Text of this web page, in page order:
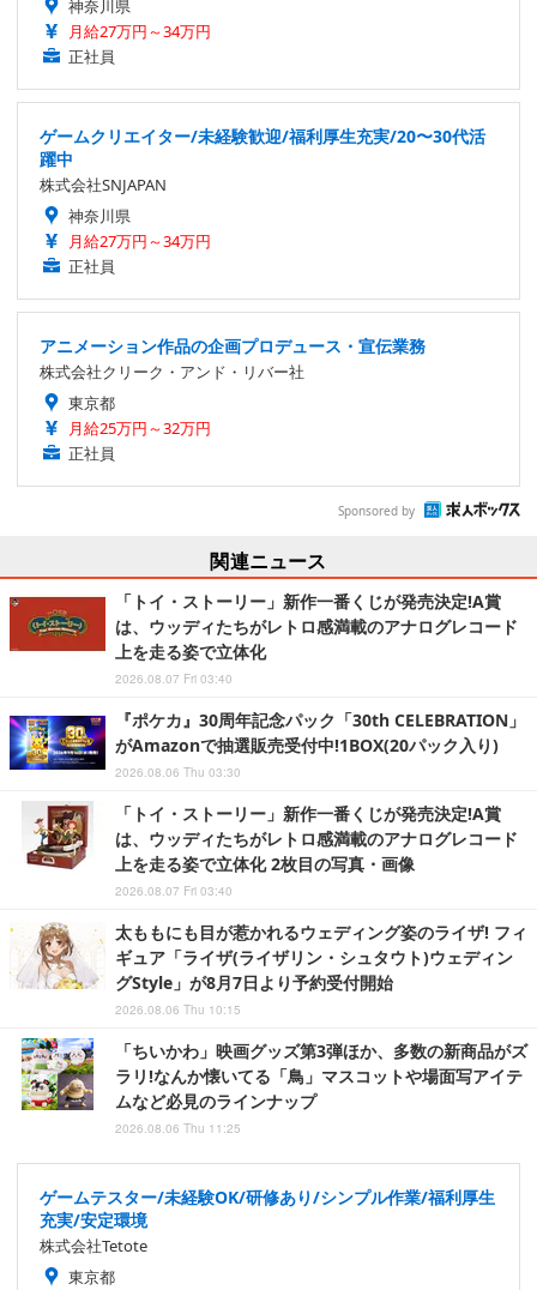
神奈川県
月給27万円～34万円
正社員
ゲームクリエイター/未経験歓迎/福利厚生充実/20〜30代活
躍中
株式会社SNJAPAN
神奈川県
月給27万円～34万円
正社員
アニメーション作品の企画プロデュース・宣伝業務
株式会社クリーク・アンド・リバー社
東京都
月給25万円～32万円
正社員
Sponsored by
関連ニュース
「トイ・ストーリー」新作一番くじが発売決定!A賞
は、ウッディたちがレトロ感満載のアナログレコード
上を走る姿で立体化
2026.08.07 Fri 03:40
『ポケカ』30周年記念パック「30th CELEBRATION」
がAmazonで抽選販売受付中!1BOX(20パック入り)
2026.08.06 Thu 03:30
「トイ・ストーリー」新作一番くじが発売決定!A賞
は、ウッディたちがレトロ感満載のアナログレコード
上を走る姿で立体化 2枚目の写真・画像
2026.08.07 Fri 03:40
太ももにも目が惹かれるウェディング姿のライザ! フィ
ギュア「ライザ(ライザリン・シュタウト)ウェディン
グStyle」が8月7日より予約受付開始
2026.08.06 Thu 10:15
「ちいかわ」映画グッズ第3弾ほか、多数の新商品がズ
ラリ!なんか懐いてる「鳥」マスコットや場面写アイテ
ムなど必見のラインナップ
2026.08.06 Thu 11:25
ゲームテスター/未経験OK/研修あり/シンプル作業/福利厚生
充実/安定環境
株式会社Tetote
東京都